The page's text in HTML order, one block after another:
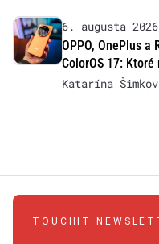
6. augusta 2026
OPPO, OnePlus
ColorOS 17:
Katarína
TOUCHIT